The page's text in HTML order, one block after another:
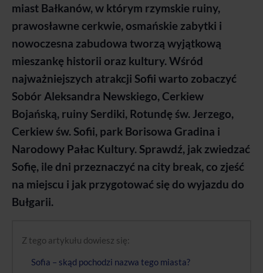
miast Bałkanów, w którym rzymskie ruiny,
prawosławne cerkwie, osmańskie zabytki i
nowoczesna zabudowa tworzą wyjątkową
mieszankę historii oraz kultury. Wśród
najważniejszych atrakcji Sofii warto zobaczyć
Sobór Aleksandra Newskiego, Cerkiew
Bojańską, ruiny Serdiki, Rotundę św. Jerzego,
Cerkiew św. Sofii, park Borisowa Gradina i
Narodowy Pałac Kultury. Sprawdź, jak zwiedzać
Sofię, ile dni przeznaczyć na city break, co zjeść
na miejscu i jak przygotować się do wyjazdu do
Bułgarii.
Z tego artykułu dowiesz się:
Sofia – skąd pochodzi nazwa tego miasta?